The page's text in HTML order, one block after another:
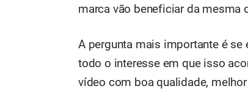
marca vão beneficiar da mesma
A pergunta mais importante é se
todo o interesse em que isso
vídeo com boa qualidade,